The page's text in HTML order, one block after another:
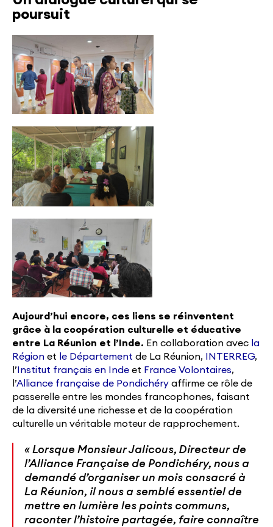
poursuit
Aujourd’hui encore, ces liens se réinventent
grâce à la coopération culturelle et éducative
entre La Réunion et l’Inde. En collaboration avec la
Région et le Département de La Réunion, INTERREG,
l’ Institut français en Inde et France Volontaires,
l’Alliance française de Pondichéry affirme ce rôle de
passerelle entre les mondes francophones, faisant
de la diversité une richesse et de la coopération
culturelle un véritable moteur de rapprochement.
« Lorsque Monsieur Jalicous, Directeur de
l’Alliance Française de Pondichéry, nous a
demandé d’organiser un mois consacré à
La Réunion, il nous a semblé essentiel de
mettre en lumière les points communs,
raconter l’histoire partagée, faire connaître